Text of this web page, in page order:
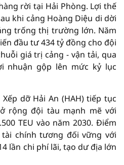
rời tại Hải Phòng. Lợi thế
khi cảng Hoàng Diệu di dời
trống thị trường lớn. Năm
đầu tư 434 tỷ đồng cho đội
giá trị cảng - vận tải, qua
nhuận gộp lên mức kỷ lục
dỡ Hải An (HAH) tiếp tục
rộng đội tàu mạnh mẽ với
TEU vào năm 2030. Điểm
chính tương đối vững với
lần chi phí lãi, tạo dư địa lớn